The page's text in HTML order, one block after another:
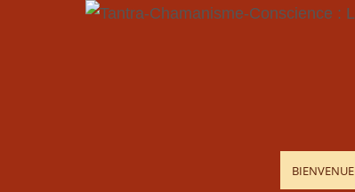
BIENVENUE